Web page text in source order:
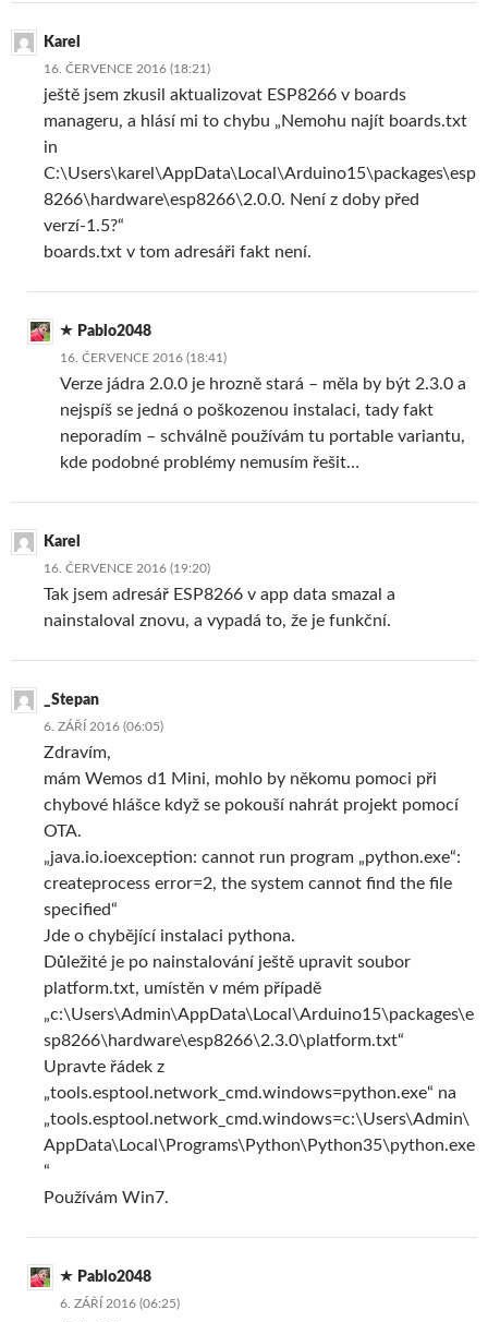
Karel
16. ČERVENCE 2016 (18:21)
ještě jsem zkusil aktualizovat ESP8266 v boards
manageru, a hlásí mi to chybu „Nemohu najít boards.txt
in
C:\Users\karel\AppData\Local\Arduino15\packages\esp
8266\hardware\esp8266\2.0.0. Není z doby před
verzí-1.5?“
boards.txt v tom adresáři fakt není.
Pablo2048
16. ČERVENCE 2016 (18:41)
Verze jádra 2.0.0 je hrozně stará – měla by být 2.3.0 a
nejspíš se jedná o poškozenou instalaci, tady fakt
neporadím – schválně používám tu portable variantu,
kde podobné problémy nemusím řešit…
Karel
16. ČERVENCE 2016 (19:20)
Tak jsem adresář ESP8266 v app data smazal a
nainstaloval znovu, a vypadá to, že je funkční.
_Stepan
6. ZÁŘÍ 2016 (06:05)
Zdravím,
mám Wemos d1 Mini, mohlo by někomu pomoci při
chybové hlášce když se pokouší nahrát projekt pomocí
OTA.
„java.io.ioexception: cannot run program „python.exe“:
createprocess error=2, the system cannot find the file
specified“
Jde o chybějící instalaci pythona.
Důležité je po nainstalování ještě upravit soubor
platform.txt, umístěn v mém případě
„c:\Users\Admin\AppData\Local\Arduino15\packages\e
sp8266\hardware\esp8266\2.3.0\platform.txt“
Upravte řádek z
„tools.esptool.network_cmd.windows=python.exe“ na
„tools.esptool.network_cmd.windows=c:\Users\Admin\
AppData\Local\Programs\Python\Python35\python.exe
“
Používám Win7.
Pablo2048
6. ZÁŘÍ 2016 (06:25)